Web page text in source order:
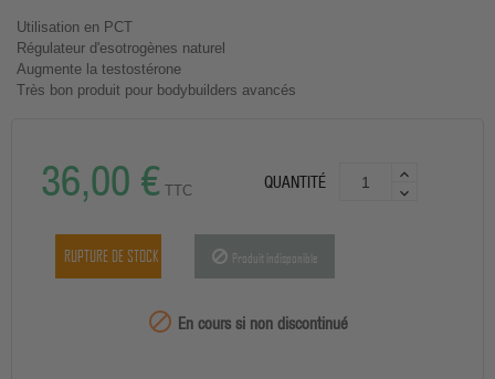
Utilisation en PCT
Régulateur d'esotrogènes naturel
Augmente la testostérone
Très bon produit pour bodybuilders avancés
36,00 € TTC QUANTITÉ
RUPTURE DE STOCK Produit indisponible
 En cours si non discontinué